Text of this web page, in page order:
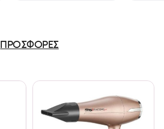
ΠΡΟΣΦΟΡΕΣ